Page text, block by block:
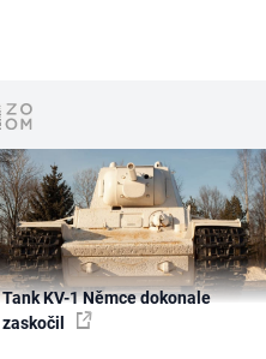
Tank KV-1 Němce dokonale
zaskočil